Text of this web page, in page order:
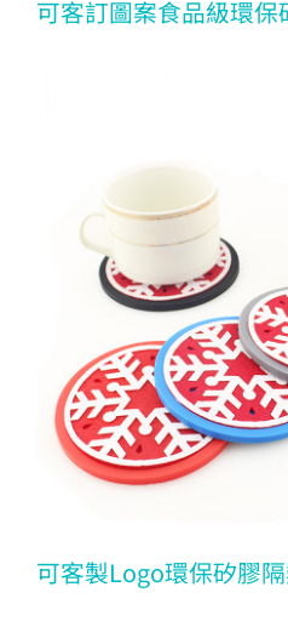
可客訂圖案食品級環
可客製Logo環保矽膠